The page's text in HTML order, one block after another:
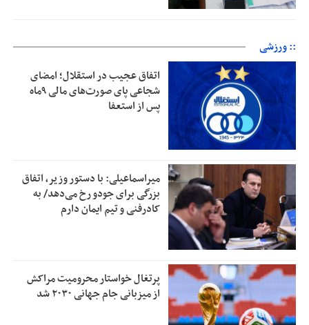
:: ورزشی
اتفاق عجیب در استقلال؛ امضای
شجاعی پای صورت‌های مالی ٩ماه
پس از استعفا
میراسماعیلی: با دستور وزیر، اتفاق
بزرگی برای جودو رخ می‌دهد/ به
کادرفنی و تیم ایمان دارم
پرتغال خواستار محرومیت مراکش
از میزبانی جام جهانی ۲۰۳۰ شد